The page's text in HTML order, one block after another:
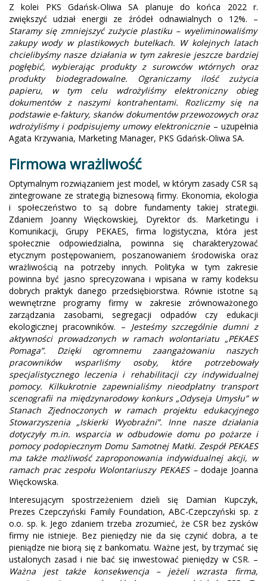
Z kolei PKS Gdańsk-Oliwa SA planuje do końca 2022 r.
zwiększyć udział energii ze źródeł odnawialnych o 12%. –
Staramy się zmniejszyć zużycie plastiku – wyeliminowaliśmy
zakupy wody w plastikowych butelkach. W kolejnych latach
chcielibyśmy nasze działania w tym zakresie jeszcze bardziej
pogłębić, wybierając produkty z surowców wtórnych oraz
produkty biodegradowalne. Ograniczamy ilość zużycia
papieru, w tym celu wdrożyliśmy elektroniczny obieg
dokumentów z naszymi kontrahentami. Rozliczmy się na
podstawie e-faktury, skanów dokumentów przewozowych oraz
wdrożyliśmy i podpisujemy umowy elektronicznie– uzupełnia
Agata Krzywania, Marketing Manager, PKS Gdańsk-Oliwa SA.
Firmowa wrażliwość
Optymalnym rozwiązaniem jest model, w którym zasady CSR są
zintegrowane ze strategią biznesową firmy. Ekonomia, ekologia
i społeczeństwo to są dobre fundamenty takiej strategii.
Zdaniem Joanny Więckowskiej, Dyrektor ds. Marketingu i
Komunikacji, Grupy PEKAES, firma logistyczna, która jest
społecznie odpowiedzialna, powinna się charakteryzować
etycznym postępowaniem, poszanowaniem środowiska oraz
wrażliwością na potrzeby innych. Polityka w tym zakresie
powinna być jasno sprecyzowana i wpisana w ramy kodeksu
dobrych praktyk danego przedsiębiorstwa. Równie istotne są
wewnętrzne programy firmy w zakresie zrównoważonego
zarządzania zasobami, segregacji odpadów czy edukacji
ekologicznej pracowników. – Jesteśmy szczególnie dumni z
aktywności prowadzonych w ramach wolontariatu „PEKAES
Pomaga”. Dzięki ogromnemu zaangażowaniu naszych
pracowników wsparliśmy osoby, które potrzebowały
specjalistycznego leczenia i rehabilitacji czy indywidualnej
pomocy. Kilkukrotnie zapewnialiśmy nieodpłatny transport
scenografii na międzynarodowy konkurs „Odyseja Umysłu” w
Stanach Zjednoczonych w ramach projektu edukacyjnego
Stowarzyszenia „Iskierki Wyobraźni”. Inne nasze działania
dotyczyły m.in. wsparcia w odbudowie domu po pożarze i
pomocy podopiecznym Domu Samotnej Matki. Zespół PEKAES
ma także możliwość zaproponowania indywidualnej akcji, w
ramach prac zespołu Wolontariuszy PEKAES –dodaje Joanna
Więckowska.
Interesującym spostrzeżeniem dzieli się Damian Kupczyk,
Prezes Czepczyński Family Foundation, ABC-Czepczyński sp. z
o.o. sp. k. Jego zdaniem trzeba zrozumieć, że CSR bez zysków
firmy nie istnieje. Bez pieniędzy nie da się czynić dobra, a te
pieniądze nie biorą się z bankomatu. Ważne jest, by trzymać się
ustalonych zasad i nie bać się inwestować pieniędzy w CSR. –
Ważna jest także konsekwencja – jeżeli wzrasta firma,